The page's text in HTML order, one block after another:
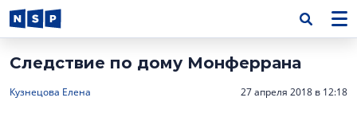
Следствие по дому Монферрана
Кузнецова Елена 27 апреля 2018 в 12:18